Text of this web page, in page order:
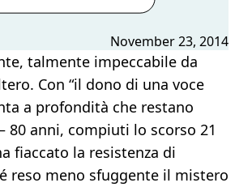
November 23, 2014
talmente impeccabile da
Con “il dono di una voce
a profondità che restano
80 anni, compiuti lo scorso 21
fiaccato la resistenza di
reso meno sfuggente il mistero